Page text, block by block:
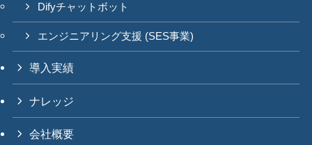
Difyチャットボット
エンジニアリング支援 (SES事業)
導入実績
ナレッジ
会社概要